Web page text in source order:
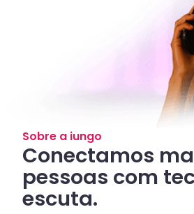
Sobre a iungo
Conectamos
pessoas com
escuta.